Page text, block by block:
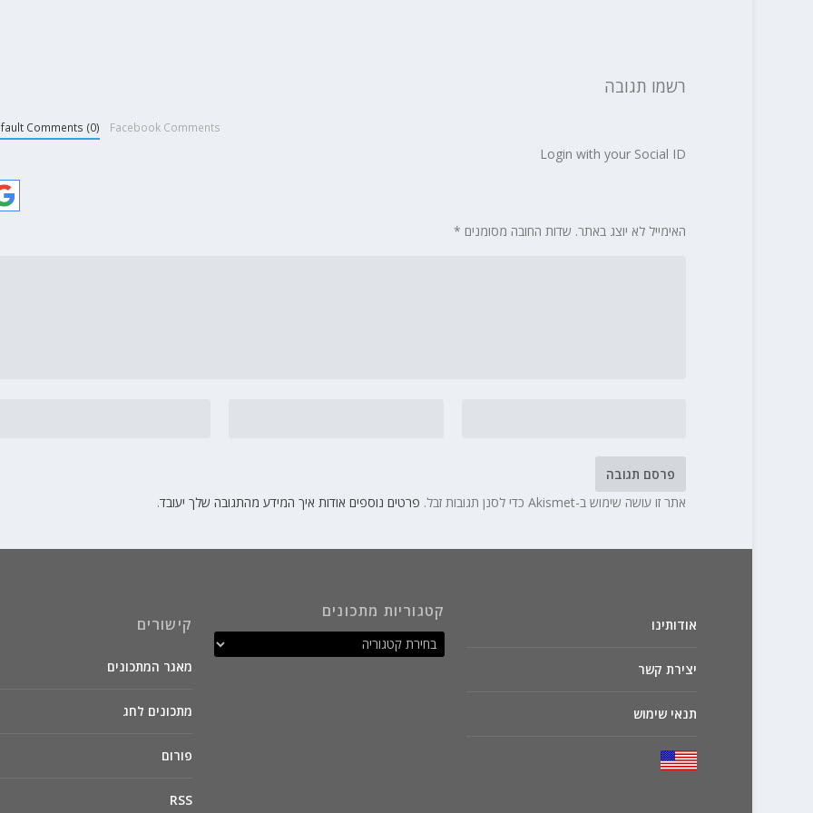
רשמו תגובה
Comments (0) Facebook Comments
Login with your Social ID
האימייל לא יוצג באתר. שדות החובה מסומנים *
אתר זו עושה שימוש ב-Akismet כדי לסנן תגובות זבל. פרטים נוספים אודות איך המידע מהתגובה שלך יעובד.
אודותינו
יצירת קשר
תנאי שימוש
קטגוריות מתכונים
קישורים
מאגר המתכונים
מתכונים לחג
פורום
RSS